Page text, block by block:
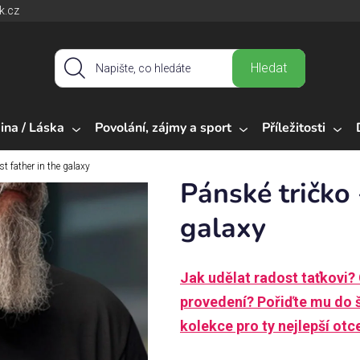
Hledat
/ Láska Povolání, zájmy a sport Příležitosti
father in the galaxy
Pánské
galaxy
Jak udělat radost taťkovi?
provedení? Pořiďte mu
kolekce pro ty nejlepší